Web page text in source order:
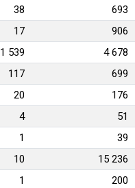
38 693
17 906
1 539 4 678
117 699
20 176
4 51
1 39
10 15 236
1 200